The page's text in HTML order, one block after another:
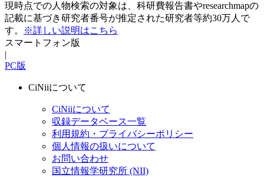
現時点での人物検索の対象は、科研費報告書やresearchmapの
記載に基づき研究者番号が推定された研究者等約30万人で
す。
※詳しい説明はこちら
スマートフォン版
|
PC版
CiNiiについて
CiNiiについて
収録データベース一覧
利用規約・プライバシーポリシー
個人情報の扱いについて
お問い合わせ
国立情報学研究所 (NII)